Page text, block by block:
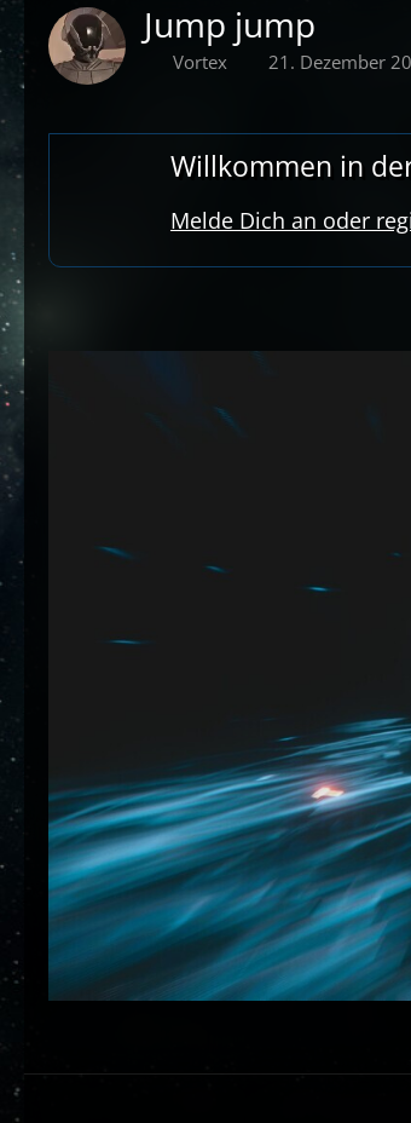
Jump jump
Vortex 21. Dezember
Willkommen in
Melde Dich an oder